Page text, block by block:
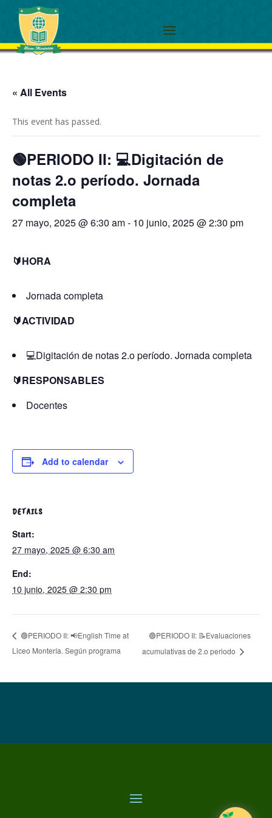
« All Events
This event has passed.
🟢PERIODO II: 💻Digitación de
notas 2.o período. Jornada
completa
27 mayo, 2025 @ 6:30 am- 10 junio, 2025 @ 2:30 pm
🔰HORA
Jornada completa
🔰ACTIVIDAD
💻Digitación de notas 2.o período. Jornada completa
🔰RESPONSABLES
Docentes
Add to calendar
DETAILS
Start:
27 mayo, 2025 @ 6:30 am
End:
10 junio, 2025 @ 2:30 pm
🟢PERIODO II: 📢English Time at
Liceo Montería. Según programa
🟢PERIODO II: 📝Evaluaciones
acumulativas de 2.o periodo